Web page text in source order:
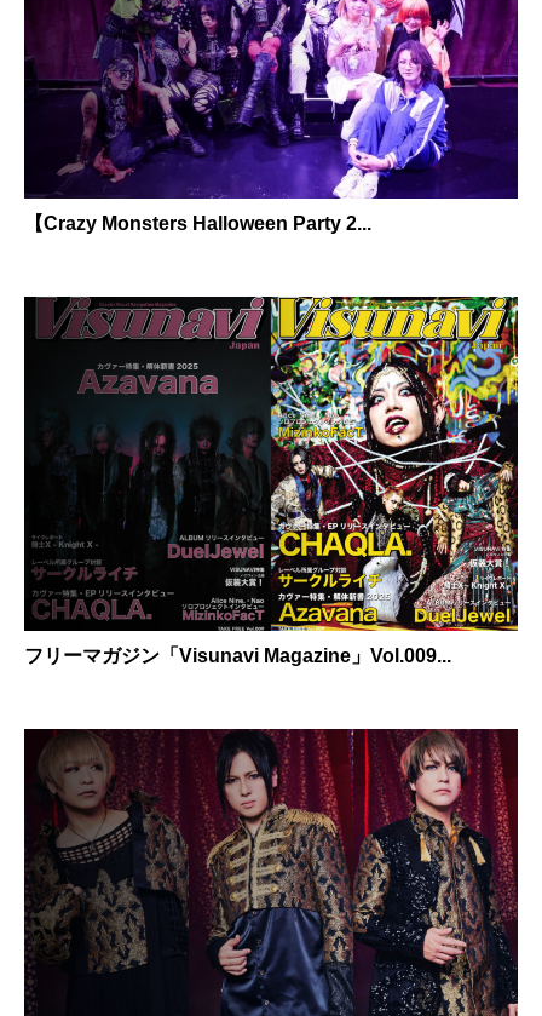
【Crazy Monsters Halloween Party 2...
フリーマガジン「Visunavi Magazine」Vol.009...